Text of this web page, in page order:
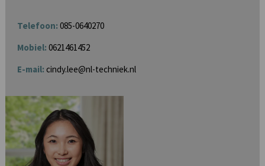
Telefoon: 085-0640270
Mobiel: 0621461452
E-mail: cindy.lee@nl-techniek.nl